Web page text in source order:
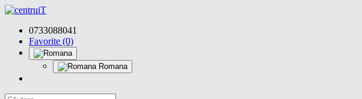
0733088041
Favorite (0)
Romana